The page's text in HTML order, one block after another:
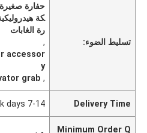
تسليط الضوء:
حفارة
كة
رة الغابات
,
accessor
y
,
grab
Delivery Time
7-14 work days
Minimum Order Q